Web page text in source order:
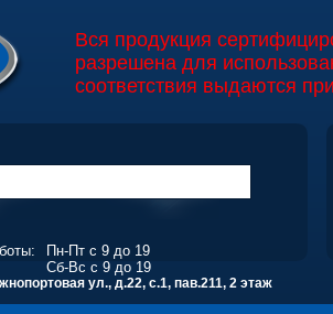
Вся продукция
разрешена для
соответствия выдаются
Пн-Пт с 9 до 19
Сб-Вс с 9 до 19
ул., д.22, с.1, пав.211, 2 этаж